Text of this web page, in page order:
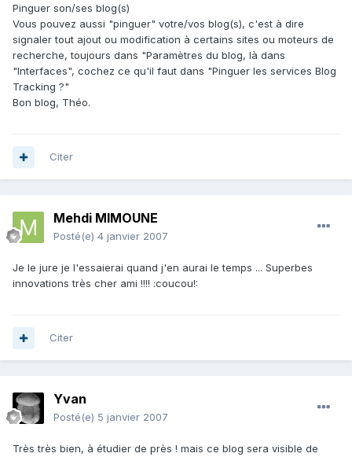
Pinguer son/ses blog(s)
Vous pouvez aussi "pinguer" votre/vos blog(s), c'est à dire
signaler tout ajout ou modification à certains sites ou moteurs de
recherche, toujours dans "Paramètres du blog, là dans
"Interfaces", cochez ce qu'il faut dans "Pinguer les services Blog
Tracking ?"
Bon blog, Théo.
Citer
Mehdi MIMOUNE
Posté(e) 4 janvier 2007
Je le jure je l'essaierai quand j'en aurai le temps ... Superbes
innovations très cher ami !!!! :coucou!:
Citer
Yvan
Posté(e) 5 janvier 2007
Très très bien, à étudier de près ! mais ce blog sera visible de